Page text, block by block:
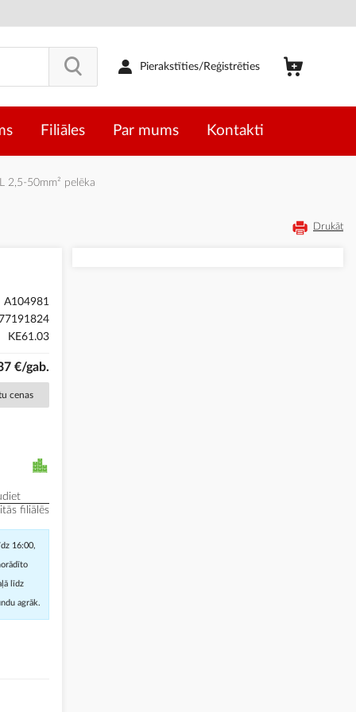
Pierakstīties/Reģistrēties
Filiāles Par mums Kontakti
2,5-50mm² pelēka
Drukāt
A104981
KE61.03
€/gab.
cenas
filiālēs
16:00,
līdz
agrāk.